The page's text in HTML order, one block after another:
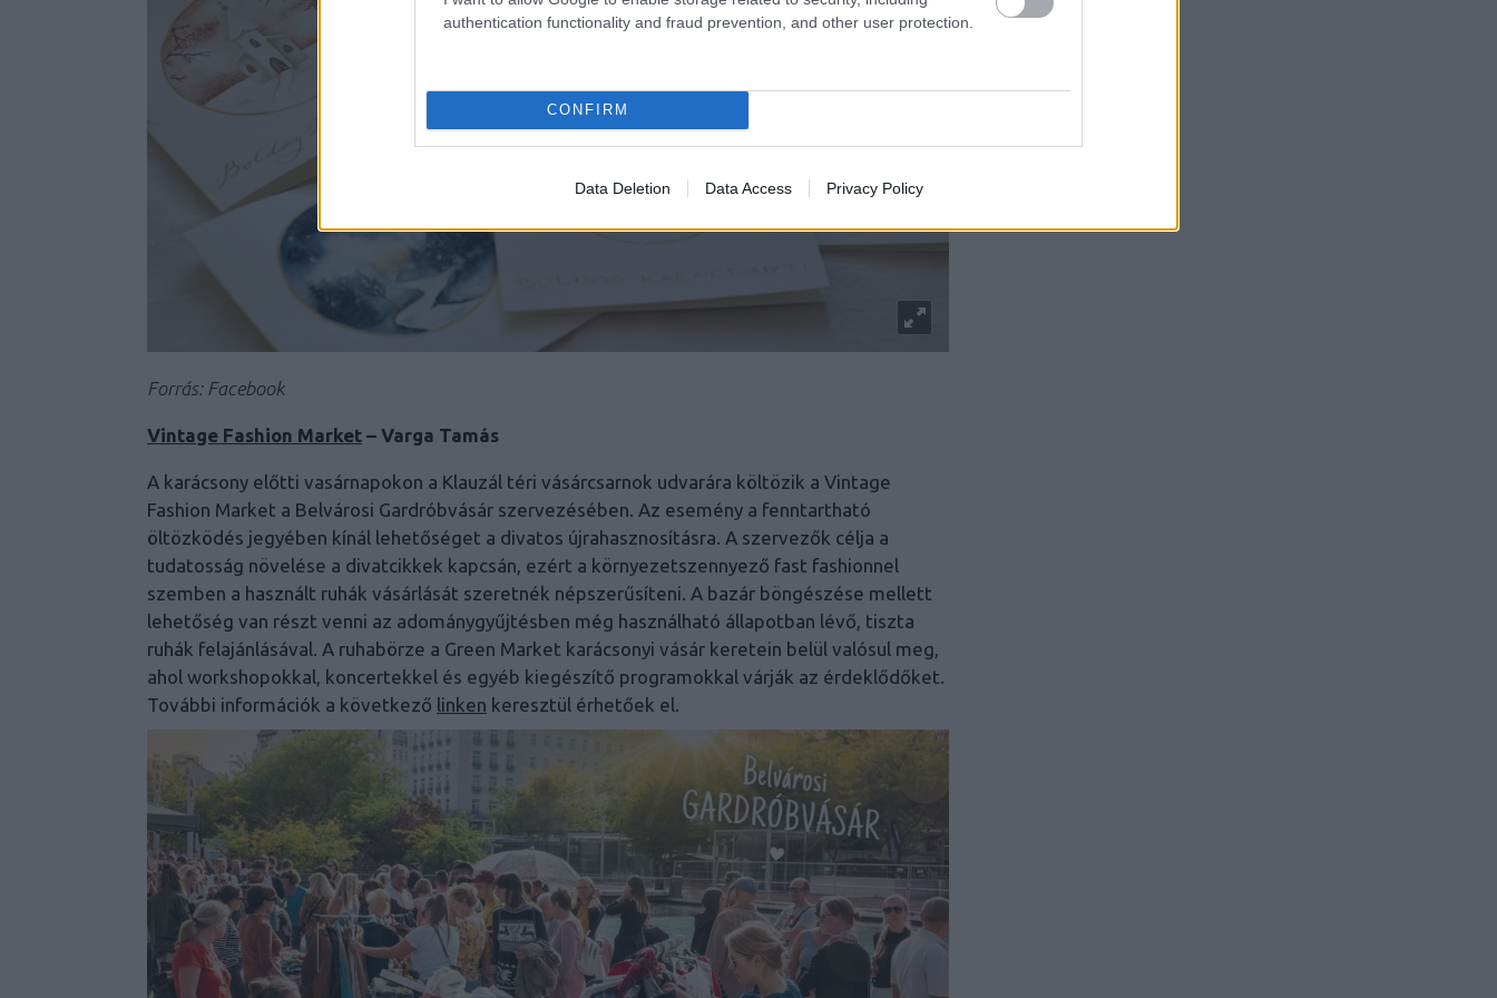
authentication functionality and fraud prevention, and other user protection.
CONFIRM
Data Deletion Data Access Privacy Policy
Forrás: Facebook
Vintage Fashion Market – Varga Tamás
A karácsony előtti vasárnapokon a Klauzál téri vásárcsarnok udvarára költözik a Vintage
Fashion Market a Belvárosi Gardróbvásár szervezésében. Az esemény a fenntartható
öltözködés jegyében kínál lehetőséget a divatos újrahasznosításra. A szervezők célja a
tudatosság növelése a divatcikkek kapcsán, ezért a környezetszennyező fast fashionnel
szemben a használt ruhák vásárlását szeretnék népszerűsíteni. A bazár böngészése mellett
lehetőség van részt venni az adománygyűjtésben még használható állapotban lévő, tiszta
ruhák felajánlásával. A ruhabörze a Green Market karácsonyi vásár keretein belül valósul meg,
ahol workshopokkal, koncertekkel és egyéb kiegészítő programokkal várják az érdeklődőket.
További információk a következő linken keresztül érhetőek el.